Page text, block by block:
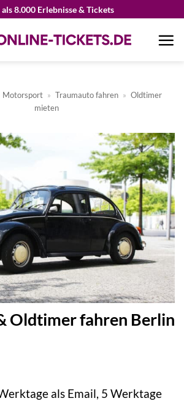
8.000 Erlebnisse & Tickets
Motorsport » Traumauto fahren » Oldtimer
mieten
Oldtimer fahren Berlin
als Email, 5 Werktage